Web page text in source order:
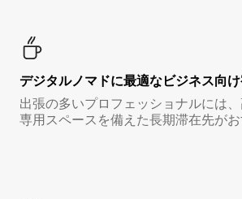
デジタルノマド⁠に最⁠適⁠なビ⁠ジ⁠ネ⁠ス⁠向⁠
出張の多いプロフェッショナルには
専用スペースを備えた長期滞在先がお